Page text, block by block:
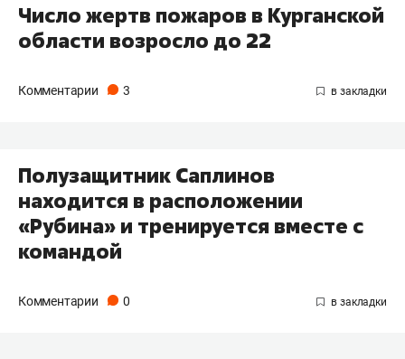
Число жертв пожаров в Курганской
области возросло до 22
Комментарии 3
Полузащитник Саплинов
находится в расположении
«Рубина» и тренируется вместе с
командой
Комментарии 0